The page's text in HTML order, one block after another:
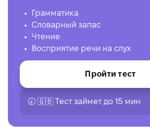
Грамматика
Словарный запас
Чтение
Восприятие речи на слух
Пройти тест
🕣 🇬🇧 Tест займет до 15 мин